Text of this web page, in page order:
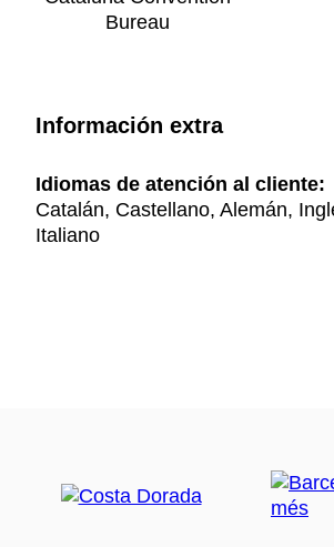
Bureau
Información extra
Idiomas de atención al cliente:
Catalán, Castellano, Alemán,
Italiano